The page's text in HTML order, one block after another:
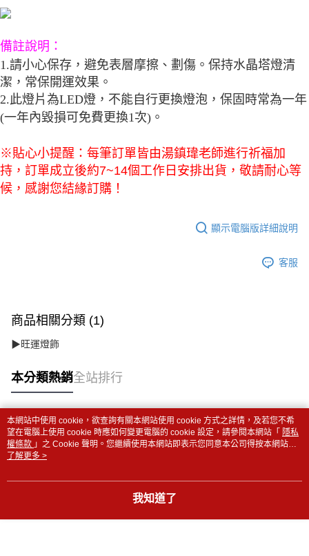
備註說明：
1.請小心保存，避免表層摩擦、劃傷。保持水晶塔燈清
潔，常保開運效果。
2.此燈片為LED燈，不能自行更換燈泡，保固時常為一年
(一年內毀損可免費更換1次) 。
※貼心小提醒：每筆訂單皆由湯鎮瑋老師進行祈福加
持，訂單成立後約7~14個工作日安排出貨，敬請耐心等
候，感謝您結緣訂購！
顯示電腦版詳細說明
客服
商品相關分類 (1)
▶旺運燈飾
本分類熱銷全站排行
熱門標籤
本網站中使用 cookie，欲查詢有關本網站使用 cookie 方式之詳情，及若您不希
望在電腦上使用 cookie 時應如何變更電腦的 cookie 設定，請參閱本網站「 隱私
權條款 」之 Cookie 聲明。您繼續使用本網站即表示您同意本公司得按本網站使
用條款之 Cookie 聲明使用 cookie。
了解更多 >
我知道了